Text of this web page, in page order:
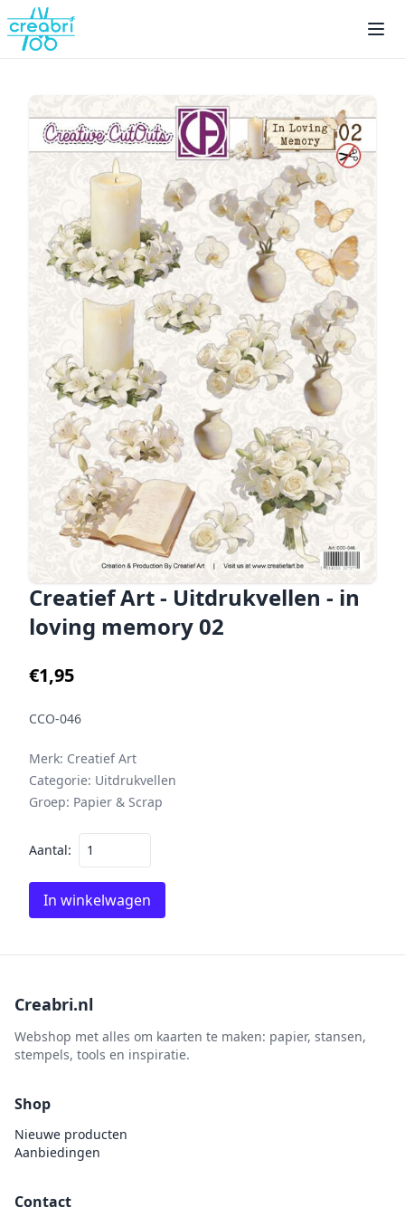
Creatief Art - Uitdrukvellen - in
loving memory 02
€1,95
CCO-046
Merk: Creatief Art
Categorie: Uitdrukvellen
Groep: Papier & Scrap
Aantal:
In winkelwagen
Creabri.nl
Webshop met alles om kaarten te maken: papier, stansen,
stempels, tools en inspiratie.
Shop
Nieuwe producten
Aanbiedingen
Contact